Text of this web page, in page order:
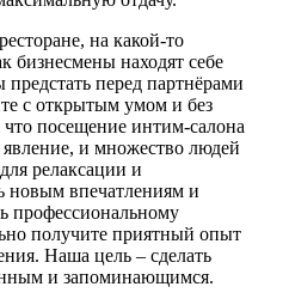
на какой-то
бизнесмены находят себе
перед партнёрами
с открытым умом и без
посещение интим-салона
и множество людей
релаксации и
новым впечатлениям и
профессиональному
получите приятный опыт
Наша цель – сделать
и запоминающимся.